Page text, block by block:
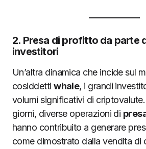
2. Presa di profitto da parte
investitori
Un’altra dinamica che incide sul
cosiddettiwhale, i grandi
volumi significativi di
giorni, diverse operazioni di
hanno contribuito a generare
come dimostrato dalla vendita di